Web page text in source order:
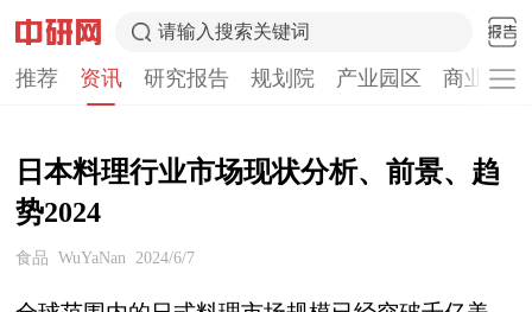
请输入搜索关键词
推荐 资讯 研究报告 规划院 产业园区 商业计
日本料理行业市场现状分析、前景、趋
势2024
食品 WuYaNan 2024/6/7